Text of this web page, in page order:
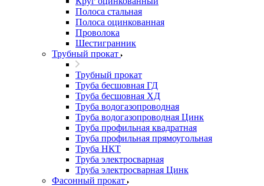
Полоса стальная
Полоса оцинкованная
Проволока
Шестигранник
Трубный прокат
Трубный прокат
Труба бесшовная ГД
Труба бесшовная ХД
Труба водогазопроводная
Труба водогазопроводная Цинк
Труба профильная квадратная
Труба профильная прямоугольная
Труба НКТ
Труба электросварная
Труба электросварная Цинк
Фасонный прокат